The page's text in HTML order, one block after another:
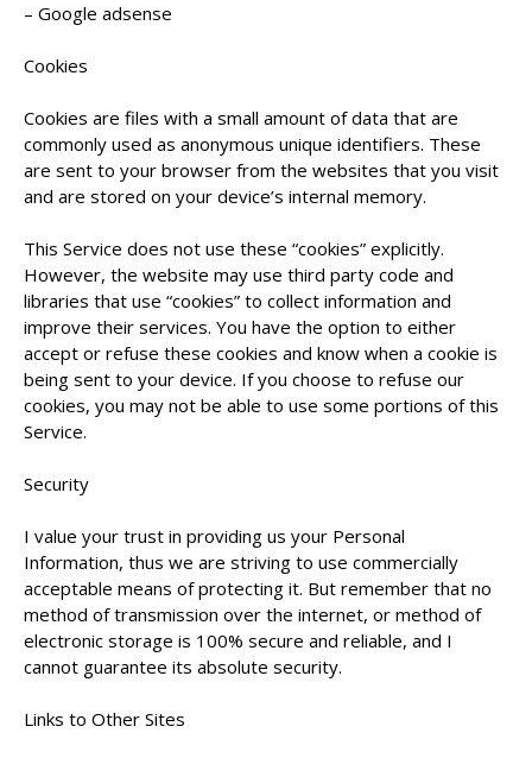
– Google adsense
Cookies
Cookies are files with a small amount of data that are
commonly used as anonymous unique identifiers. These
are sent to your browser from the websites that you visit
and are stored on your device’s internal memory.
This Service does not use these “cookies” explicitly.
However, the website may use third party code and
libraries that use “cookies” to collect information and
improve their services. You have the option to either
accept or refuse these cookies and know when a cookie is
being sent to your device. If you choose to refuse our
cookies, you may not be able to use some portions of this
Service.
Security
I value your trust in providing us your Personal
Information, thus we are striving to use commercially
acceptable means of protecting it. But remember that no
method of transmission over the internet, or method of
electronic storage is 100% secure and reliable, and I
cannot guarantee its absolute security.
Links to Other Sites